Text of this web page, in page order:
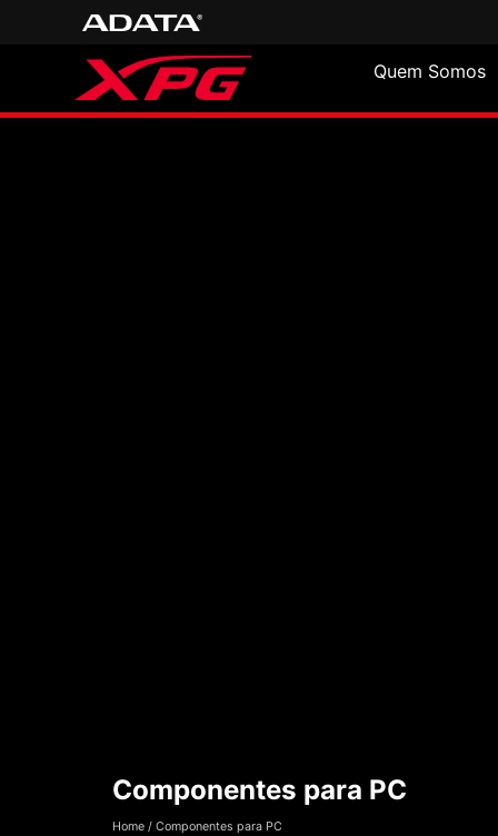
Quem Somos
Componentes
Componentes para PC
Home/ Componentes para PC